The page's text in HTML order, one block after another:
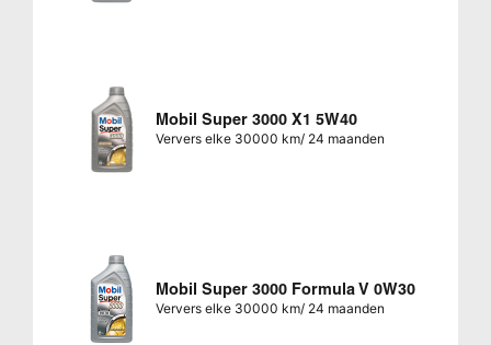
Mobil Super 3000 X1 5W40
Ververs elke 30000 km/ 24 maanden
Mobil Super 3000 Formula V 0W30
Ververs elke 30000 km/ 24 maanden